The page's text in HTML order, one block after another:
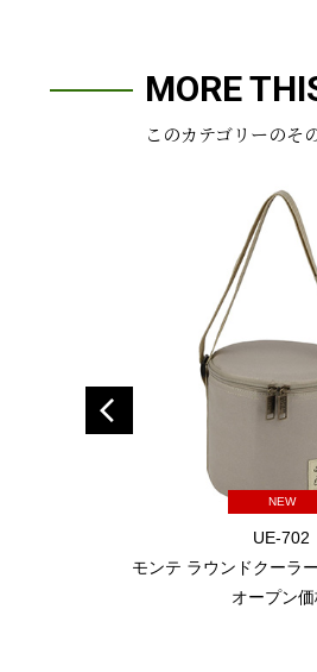
MORE
このカテゴリーのそ
NEW
UE-702
モンテ ラウンドクーラ
オープン